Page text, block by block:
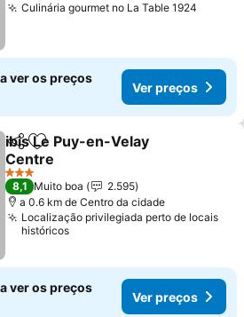
Culinária gourmet no La Table 1924
ver os preços
Ver preços
PartilharAdicionar aos favoritos
ibis Le Puy-en-Velay
Centre
3 Estrelas
8,1 Muito boa
2.595
a 0.6 km de Centro da cidade
Localização privilegiada perto de locais
históricos
ver os preços
Ver preços